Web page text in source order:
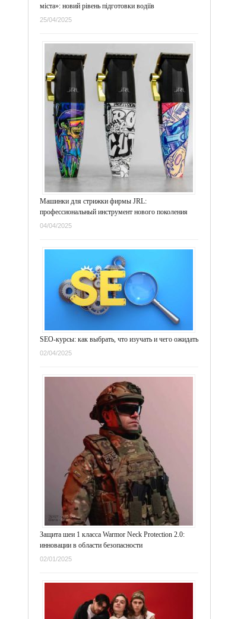
міста»: новий рівень підготовки водіїв
25/04/2025
Машинки для стрижки фирмы JRL:
профессиональный инструмент нового поколения
04/04/2025
SEO-курсы: как выбрать, что изучать и чего ожидать
02/04/2025
Защита шеи 1 класса Warmor Neck Protection 2.0:
инновации в области безопасности
02/01/2025